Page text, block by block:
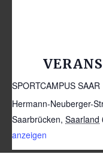
SPORTCAMPUS SAAR
Hermann-Neuberger-
Saarbrücken, Saarland
anzeigen